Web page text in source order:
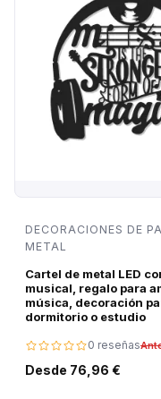
DECORACIONES DE
METAL
Cartel de metal LED
musical, regalo para
música, decoración
dormitorio o estudio
0 reseñas
Desde 76,96 €